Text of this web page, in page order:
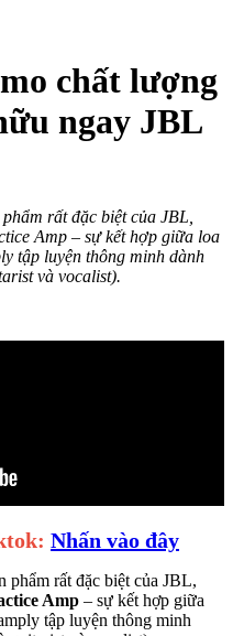
chất lượng
ngay JBL
rất đặc biệt của JBL,
Amp – sự kết hợp giữa loa
tập luyện thông minh dành
và vocalist).
Nhấn vào đây
phẩm rất đặc biệt của JBL,
Amp – sự kết hợp giữa
tập luyện thông minh